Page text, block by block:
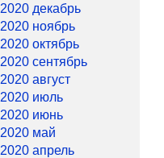
2020 декабрь
2020 ноябрь
2020 октябрь
2020 сентябрь
2020 август
2020 июль
2020 июнь
2020 май
2020 апрель